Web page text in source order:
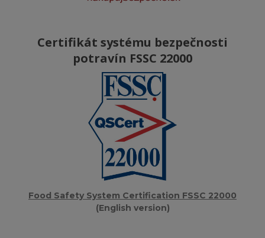
Certifikát systému bezpečnosti
potravín FSSC 22000
Food Safety System Certification FSSC 22000
(English version)